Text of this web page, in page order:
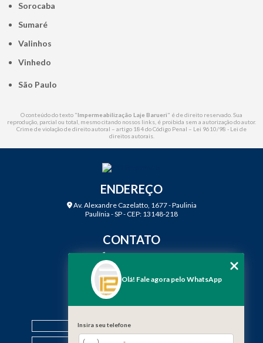
Sorocaba
Sumaré
Valinhos
Vinhedo
São Paulo
O conteúdo do texto "Impermeabilização Laje Barueri" é de direito reservado. Sua
reprodução, parcial ou total, mesmo citando nossos links, é proibida sem a autorização do autor.
Crime de violação de direito autoral – artigo 184 do Código Penal – Lei 9610/98 - Lei de
direitos autorais.
ENDEREÇO
Av. Alexandre Cazelatto, 1677 - Paulinia
Paulínia - SP - CEP: 13148-218
CONTATO
(19) 3888-2923
(19) 99968-7979
contato@f12engenharia.com.br
MENU
HOME
Olá! Fale agora pelo WhatsApp
Insira seu telefone